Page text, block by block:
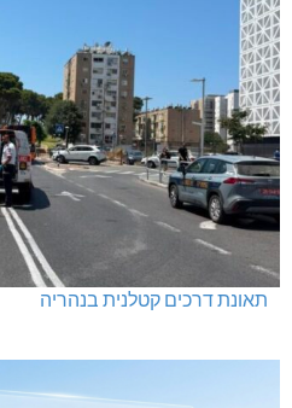
תאונת דרכים קטלנית בנהריה